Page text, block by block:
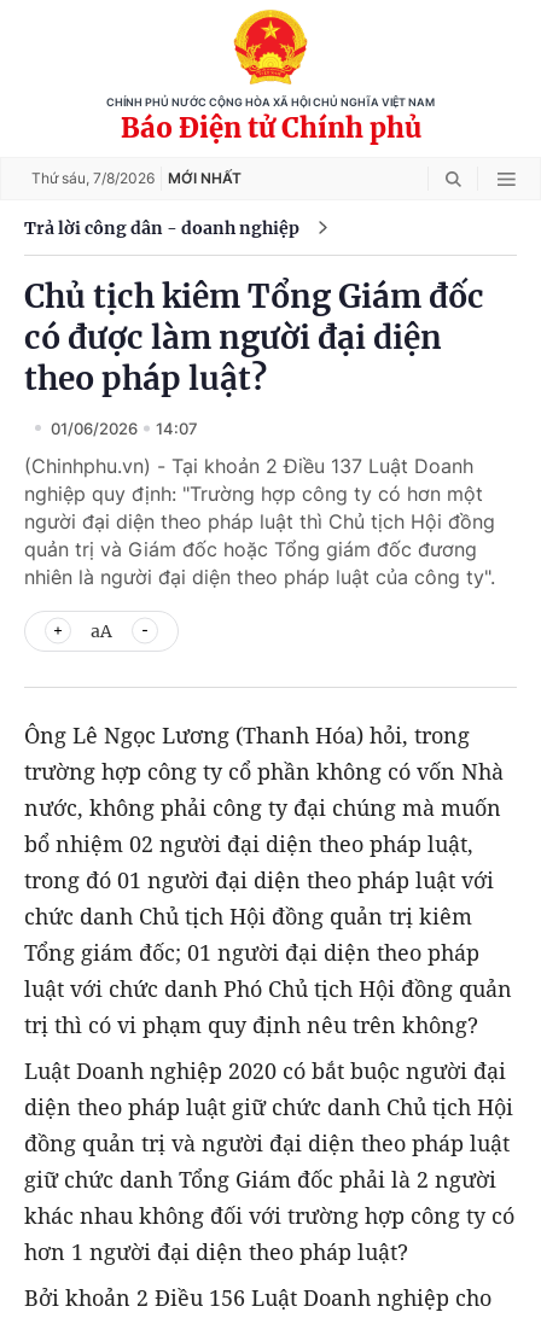
CHÍNH PHỦ NƯỚC CỘNG HÒA XÃ HỘI CHỦ NGHĨA VIỆT NAM
Báo Điện tử Chính phủ
Thứ sáu, 7/8/2026 MỚI NHẤT
Trả lời công dân - doanh nghiệp
Chủ tịch kiêm Tổng Giám đốc
có được làm người đại diện
theo pháp luật?
01/06/2026 14:07
(Chinhphu.vn) - Tại khoản 2 Điều 137 Luật Doanh
nghiệp quy định: "Trường hợp công ty có hơn một
người đại diện theo pháp luật thì Chủ tịch Hội đồng
quản trị và Giám đốc hoặc Tổng giám đốc đương
nhiên là người đại diện theo pháp luật của công ty".
aA
Ông Lê Ngọc Lương (Thanh Hóa) hỏi, trong
trường hợp công ty cổ phần không có vốn Nhà
nước, không phải công ty đại chúng mà muốn
bổ nhiệm 02 người đại diện theo pháp luật,
trong đó 01 người đại diện theo pháp luật với
chức danh Chủ tịch Hội đồng quản trị kiêm
Tổng giám đốc; 01 người đại diện theo pháp
luật với chức danh Phó Chủ tịch Hội đồng quản
trị thì có vi phạm quy định nêu trên không?
Luật Doanh nghiệp 2020 có bắt buộc người đại
diện theo pháp luật giữ chức danh Chủ tịch Hội
đồng quản trị và người đại diện theo pháp luật
giữ chức danh Tổng Giám đốc phải là 2 người
khác nhau không đối với trường hợp công ty có
hơn 1 người đại diện theo pháp luật?
Bởi khoản 2 Điều 156 Luật Doanh nghiệp cho